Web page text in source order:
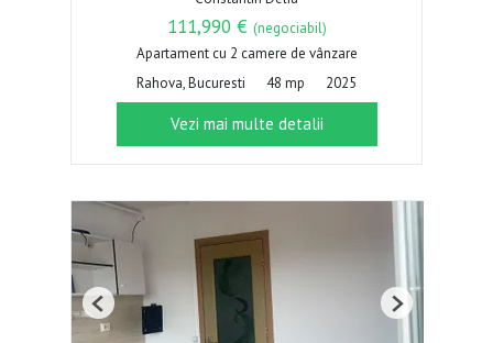
111,990 € (negociabil)
Apartament cu 2 camere de vânzare
Rahova, Bucuresti
48 mp 2025
Vezi mai multe detalii
Previous Next